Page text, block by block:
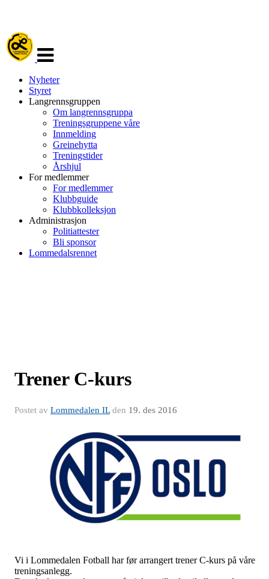
navigasjon
Nyheter
Styret
Langrennsgruppen
Om langrennsgruppa
Treningsgruppene våre
Innmelding
Greinehytta
Treningstider
Årshjul
For medlemmer
For medlemmer
Klubbguide
Klubbkolleksjon
Administrasjon
Politiattester
Bli sponsor
Lommedalsrennet
Trener C-kurs
Postet av Lommedalen ILden 19. des 2016
Vi i Lommedalen Fotball har før arrangert trener C-kurs på våre
treningsanlegg.